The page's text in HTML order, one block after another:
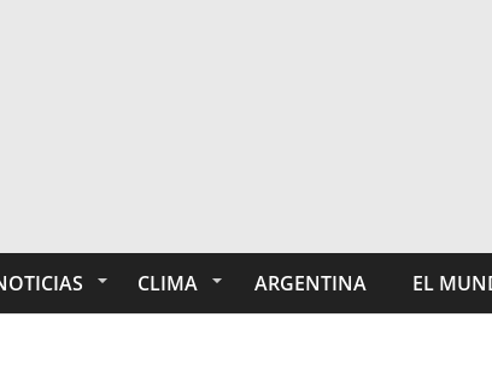
CLIMA ARGENTINA EL